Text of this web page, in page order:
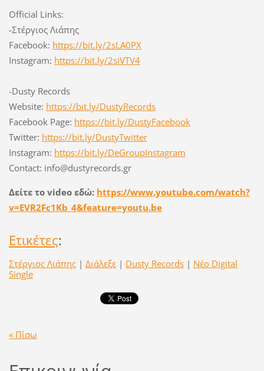
Official Links:
-Στέργιος Λιάπης
Facebook: https://bit.ly/2sLA0PX
Instagram: https://bit.ly/2siVTV4
-Dusty Records
Website: https://bit.ly/DustyRecords
Facebook Page: https://bit.ly/DustyFacebook
Twitter: https://bit.ly/DustyTwitter
Instagram: https://bit.ly/DeGroupInstagram
Contact: info@dustyrecords.gr
Δείτε το video εδώ: https://www.youtube.com/watch?
v=EVR2Fc1Kb_4&feature=youtu.be
Ετικέτες:
Στέργιος Λιάπης | Διάλεξε | Dusty Records | Νέο Digital
Single
« Πίσω